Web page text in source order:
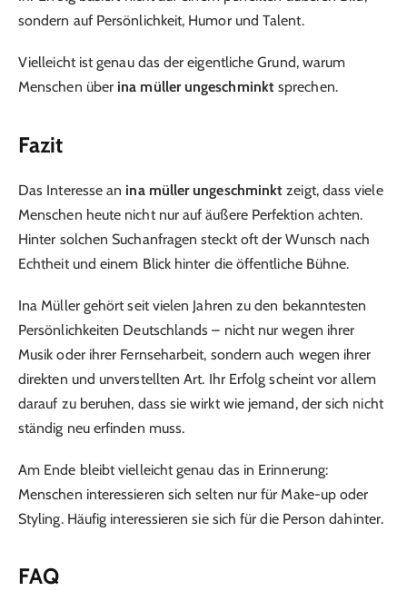
sondern auf Persönlichkeit, Humor und Talent.
Vielleicht ist genau das der eigentliche Grund, warum
Menschen über ina müller ungeschminktsprechen.
Fazit
Das Interesse an ina müller ungeschminkt zeigt, dass viele
Menschen heute nicht nur auf äußere Perfektion achten.
Hinter solchen Suchanfragen steckt oft der Wunsch nach
Echtheit und einem Blick hinter die öffentliche Bühne.
Ina Müller gehört seit vielen Jahren zu den bekanntesten
Persönlichkeiten Deutschlands – nicht nur wegen ihrer
Musik oder ihrer Fernseharbeit, sondern auch wegen ihrer
direkten und unverstellten Art. Ihr Erfolg scheint vor allem
darauf zu beruhen, dass sie wirkt wie jemand, der sich nicht
ständig neu erfinden muss.
Am Ende bleibt vielleicht genau das in Erinnerung:
Menschen interessieren sich selten nur für Make-up oder
Styling. Häufig interessieren sie sich für die Person dahinter.
FAQ